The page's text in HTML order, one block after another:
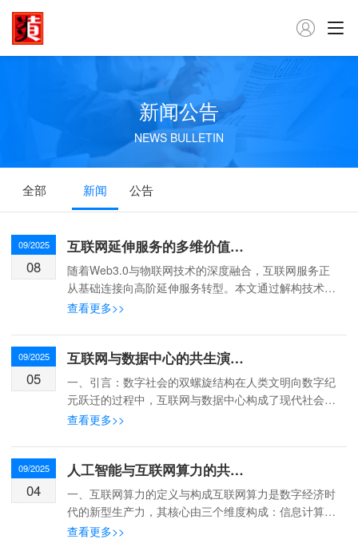

新闻公告
NEWS BULLETIN
全部 新闻 公告
09/2025
08
互联网延伸服务的多维价值与未来演进
随着Web3.0与物联网技术的深度融合，互联网服务正
从基础连接向高阶延伸服务转型。本文通过解构技术驱
动逻辑、分析典型应用场景，探讨延伸服务如何重构商
查看更多>>
09/2025
05
互联网与数据中心的共生演进：从基础设施到智能生态
一、引言：数字社会的双螺旋结构在人类文明向数字纪
元跃迁的过程中，互联网与数据中心构成了现代社会
的"神经系统"与"大脑皮层"。据国际数据公司（IDC）
查看更多>>
09/2025
04
人工智能与互联网算力的共生关系：技术演进与协同发展
一、互联网算力的定义与构成互联网算力是数字经济时
代的新型生产力，其核心由三个维度构成：信息计算
力‌：以CPU、GPU、TPU等计算芯片为基础，通过计
查看更多>>